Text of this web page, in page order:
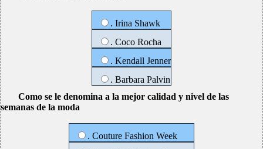
. Irina Shawk
. Coco Rocha
. Kendall Jenner
. Barbara Palvin
Como se le denomina a la mejor calidad y nivel de las
semanas de la moda
. Couture Fashion Week